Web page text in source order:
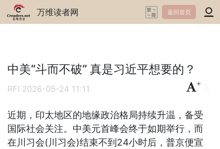
万维读者网 返回首页
中美“斗而不破” 真是习近平想要的？
RFI 2026-05-24 11:11
+
近期，印太地区的地缘政治格局持续升温，备受
国际社会关注。中美元首峰会终于如期举行，而
在川习会(川习会)结束不到24小时后，普京便宣